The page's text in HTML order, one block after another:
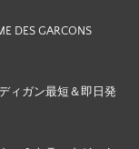
DES GARCONS
ィガン最短＆即日発